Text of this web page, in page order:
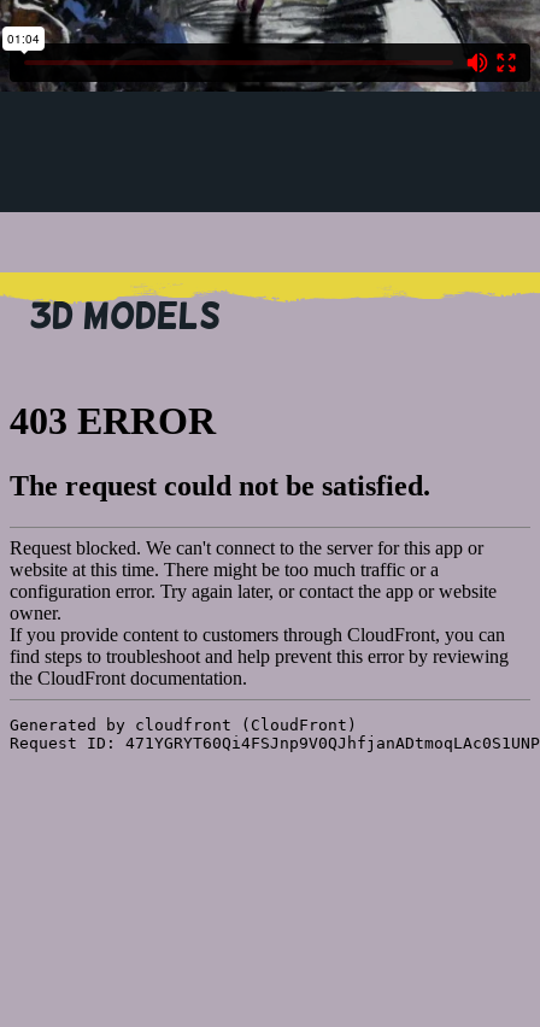
3D MODELS